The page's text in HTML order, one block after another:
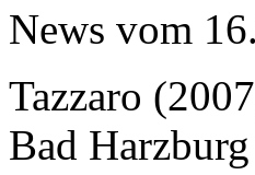
News vom
Tazzaro
Bad